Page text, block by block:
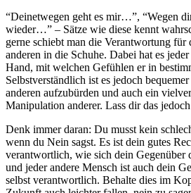
“Deinetwegen geht es mir…”, “Wegen
wieder…” – Sätze wie diese kennt
gerne schiebt man die Verantwortung für
anderen in die Schuhe. Dabei hat es
Hand, mit welchen Gefühlen er in
Selbstverständlich ist es jedoch
anderen aufzubürden und auch ein
Manipulation anderer. Lass dir das
Denk immer daran: Du musst kein
wenn du Nein sagst. Es ist dein gutes
verantwortlich, wie sich dein Gegenüber
und jeder andere Mensch ist auch dein
selbst verantwortlich. Behalte dies im